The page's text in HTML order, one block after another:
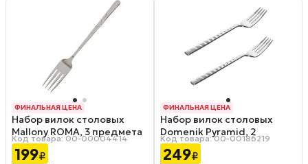
ФИНАЛЬНАЯ ЦЕНА
РАССРОЧКА 0-0-12
Набор вилок столовых
Mallony ROMA, 3 предмета
Код товара: 00-00004414
199₽
ФИНАЛЬНАЯ ЦЕНА
РАССРОЧКА 0-0-12
Набор вилок столовых
Domenik Pyramid, 2
предмета
Код товара: 00-00186219
249₽